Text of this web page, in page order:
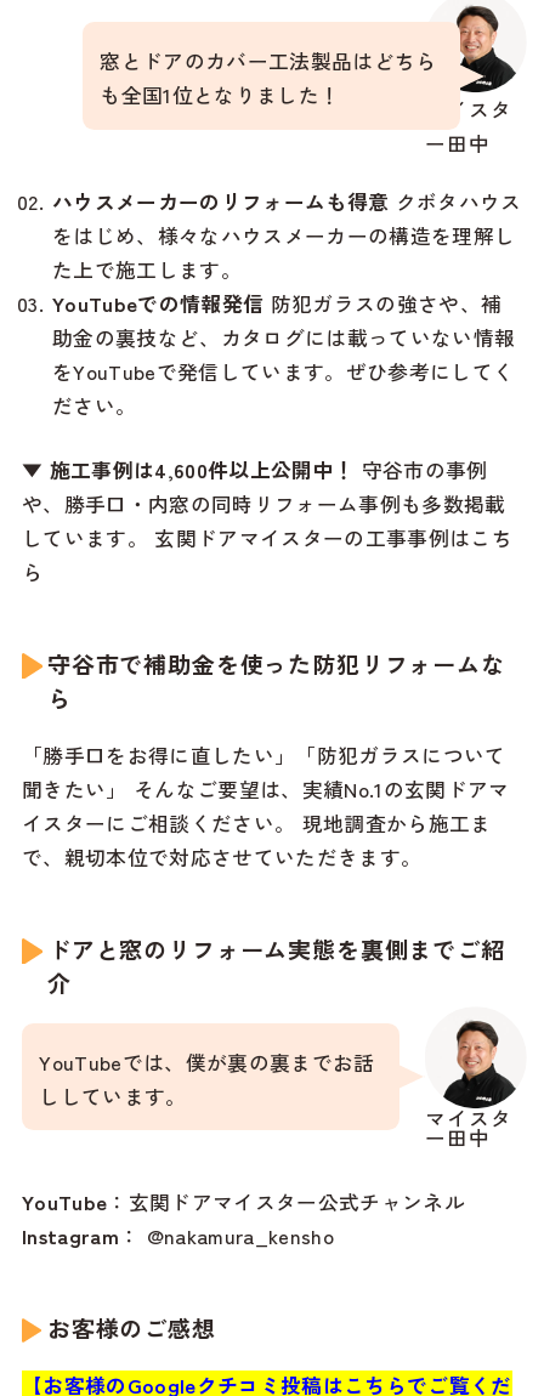
マイスタ
ー田中
窓とドアのカバー工法製品はどちら
も全国1位となりました！
ハウスメーカーのリフォームも得意 クボタハウス
をはじめ、様々なハウスメーカーの構造を理解し
た上で施工します。
YouTubeでの情報発信 防犯ガラスの強さや、補
助金の裏技など、カタログには載っていない情報
をYouTubeで発信しています。ぜひ参考にしてく
ださい。
▼ 施工事例は4,600件以上公開中！ 守谷市の事例
や、勝手口・内窓の同時リフォーム事例も多数掲載
しています。 玄関ドアマイスターの工事事例はこち
ら
守谷市で補助金を使った防犯リフォームな
ら
「勝手口をお得に直したい」「防犯ガラスについて
聞きたい」 そんなご要望は、実績No.1の玄関ドアマ
イスターにご相談ください。 現地調査から施工ま
で、親切本位で対応させていただきます。
ドアと窓のリフォーム実態を裏側までご紹
介
マイスタ
ー田中
YouTubeでは、僕が裏の裏までお話
ししています。
YouTube ： 玄関ドアマイスター公式チャンネル
Instagram ： @nakamura_kensho
お客様のご感想
【お客様のGoogleクチコミ投稿はこちらでご覧くだ